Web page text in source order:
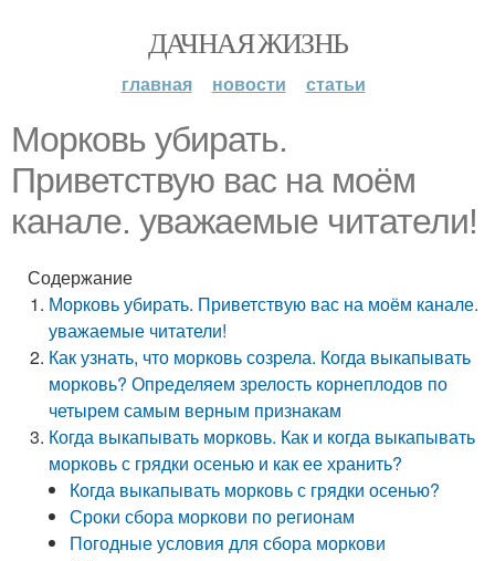
ДАЧНАЯ ЖИЗНЬ
главная новости статьи
Морковь убирать.
Приветствую вас на моём
канале. уважаемые читатели!
Содержание
Морковь убирать. Приветствую вас на моём канале.
уважаемые читатели!
Как узнать, что морковь созрела. Когда выкапывать
морковь? Определяем зрелость корнеплодов по
четырем самым верным признакам
Когда выкапывать морковь. Как и когда выкапывать
морковь с грядки осенью и как ее хранить?
Когда выкапывать морковь с грядки осенью?
Сроки сбора моркови по регионам
Погодные условия для сбора моркови